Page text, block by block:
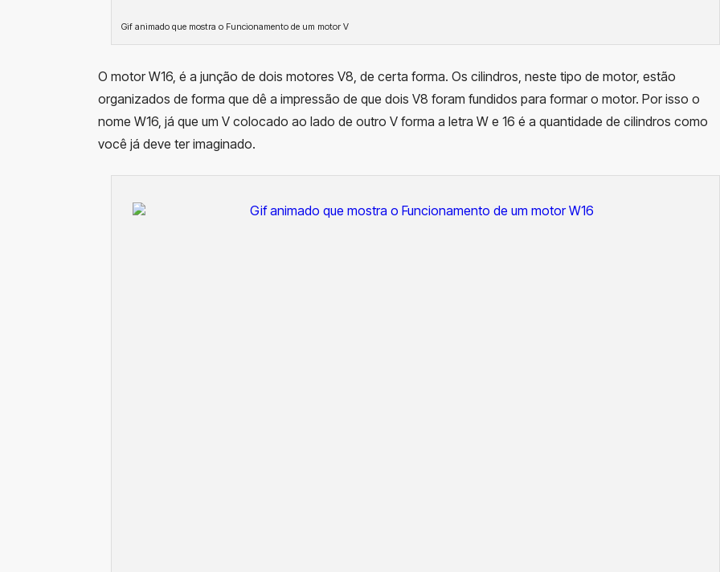
Gif animado que mostra o Funcionamento de um motor V
O motor W16, é a junção de dois motores V8, de certa forma. Os cilindros, neste tipo de motor, estão
organizados de forma que dê a impressão de que dois V8 foram fundidos para formar o motor. Por isso o
nome W16, já que um V colocado ao lado de outro V forma a letra W e 16 é a quantidade de cilindros como
você já deve ter imaginado.